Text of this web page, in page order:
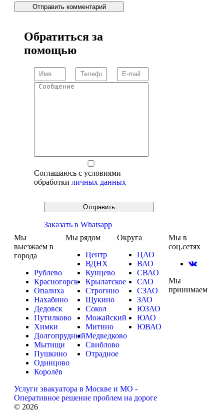
Обратиться за
помощью
Cоглашаюсь с условиями
обработки личных данных
Заказать в Whatsapp
Мы
выезжаем в
города
Рублево
Красногорск
Опалиха
Нахабино
Дедовск
Путилково
Химки
Долгопрудный
Мытищи
Пушкино
Одинцово
Королёв
Мы рядом
Центр
ВДНХ
Кунцево
Крылатское
Строгино
Щукино
Сокол
Можайский
Митино
Медведково
Свиблово
Отрадное
Округа
ЦАО
ВАО
СВАО
САО
СЗАО
ЗАО
ЮЗАО
ЮАО
ЮВАО
Мы в
соц.сетях
Мы
принимаем
Услуги эвакуатора в Москве и МО -
Оперативное решение проблем на дороге
© 2026